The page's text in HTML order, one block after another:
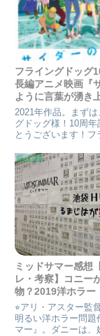
フライングドッグ
長編アニメ映画『
ように言葉が湧き
想
2021年作品。まず
グドッグ様！10周
とうございます！フ
うと言う意識はあっ
イングドッグが、ケ
会社とは知らなかっ
ら、音響にこだわり
も...
映画
ミッドサマー感想
レ・考察】コニー
物？2019洋ホラー
⭐︎アリ・アスター監
明るい洋ホラー問題
マー』。ダニーは、